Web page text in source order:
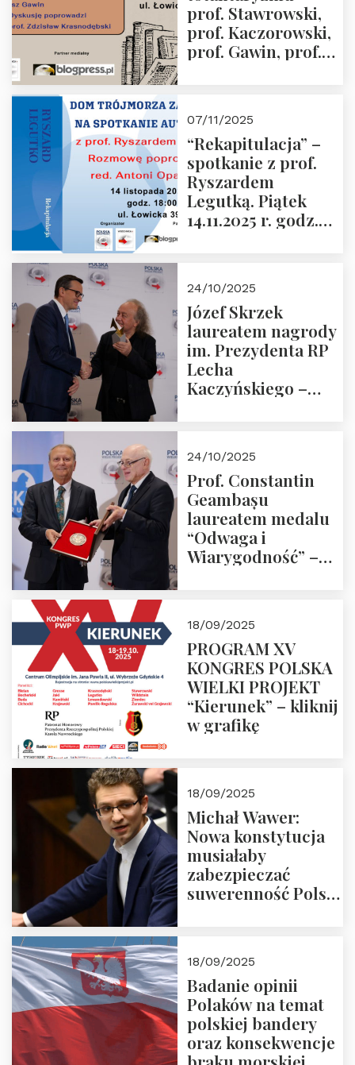
godz. 18:00.
prof. Stawrowski,
prof. Kaczorowski,
prof. Gawin, prof.
07/11/2025
“Rekapitulacja” –
spotkanie z prof.
Ryszardem
Legutką. Piątek
14.11.2025 r. godz.
24/10/2025
Józef Skrzek
laureatem nagrody
im. Prezydenta RP
Lecha
Kaczyńskiego –
24/10/2025
Prof. Constantin
Geambașu
laureatem medalu
“Odwaga i
Wiarygodność” –
18/09/2025
PROGRAM XV
KONGRES POLSKA
WIELKI PROJEKT
“Kierunek” – kliknij
w grafikę
18/09/2025
Michał Wawer:
Nowa konstytucja
musiałaby
zabezpieczać
suwerenność Polski
18/09/2025
Badanie opinii
Polaków na temat
polskiej bandery
oraz konsekwencje